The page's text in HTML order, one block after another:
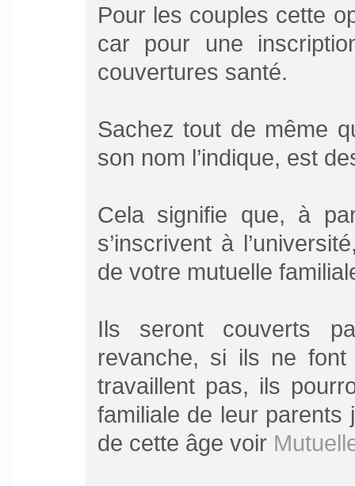
Pour les couples cette
car pour une
couvertures santé.
Sachez tout de même
son nom l’indique, est
Cela signifie que, à
s’inscrivent à
de votre mutuelle
Ils seront couverts
revanche, si ils ne font
travaillent pas, ils
familiale de leur parents
de cette âge voir